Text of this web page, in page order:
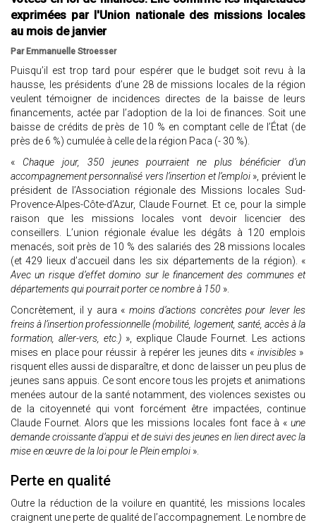
exprimées par l'Union nationale des missions locales
au mois de janvier
Par Emmanuelle Stroesser
Puisqu’il est trop tard pour espérer que le budget soit revu à la
hausse, les présidents d’une 28 de missions locales de la région
veulent témoigner de incidences directes de la baisse de leurs
financements, actée par l’adoption de la loi de finances. Soit une
baisse de crédits de près de 10 % en comptant celle de l’État (de
près de 6 %) cumulée à celle de la région Paca (- 30 %).
« Chaque jour, 350 jeunes pourraient ne plus bénéficier d’un
accompagnement personnalisé vers l’insertion et l’emploi », prévient le
président de l’Association régionale des Missions locales Sud-
Provence-Alpes-Côte-d’Azur, Claude Fournet. Et ce, pour la simple
raison que les missions locales vont devoir licencier des
conseillers. L’union régionale évalue les dégâts à 120 emplois
menacés, soit près de 10 % des salariés des 28 missions locales
(et 429 lieux d’accueil dans les six départements de la région). «
Avec un risque d’effet domino sur le financement des communes et
départements qui pourrait porter ce nombre à 150 ».
Concrètement, il y aura « moins d’actions concrètes pour lever les
freins à l’insertion professionnelle (mobilité, logement, santé, accès à la
formation, aller-vers, etc.) », explique Claude Fournet. Les actions
mises en place pour réussir à repérer les jeunes dits « invisibles »
risquent elles aussi de disparaître, et donc de laisser un peu plus de
jeunes sans appuis. Ce sont encore tous les projets et animations
menées autour de la santé notamment, des violences sexistes ou
de la citoyenneté qui vont forcément être impactées, continue
Claude Fournet. Alors que les missions locales font face à « une
demande croissante d’appui et de suivi des jeunes en lien direct avec la
mise en œuvre de la loi pour le Plein emploi ».
Perte en qualité
Outre la réduction de la voilure en quantité, les missions locales
craignent une perte de qualité de l’accompagnement. Le nombre de